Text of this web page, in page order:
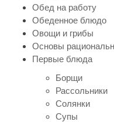
Обед на работу
Обеденное блюдо
Овощи и грибы
Основы
Первые блюда
Борщи
Рассольники
Солянки
Супы